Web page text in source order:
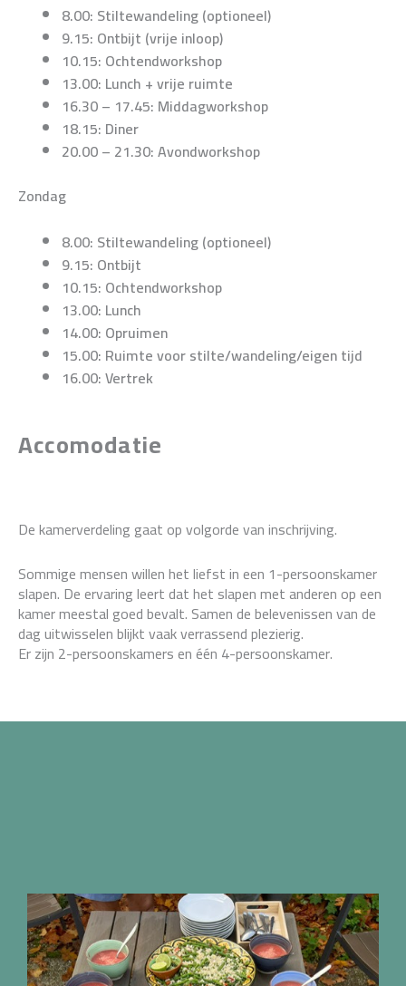
8.00: Stiltewandeling (optioneel)
9.15: Ontbijt (vrije inloop)
10.15: Ochtendworkshop
13.00: Lunch + vrije ruimte
16.30 – 17.45: Middagworkshop
18.15: Diner
20.00 – 21.30: Avondworkshop
Zondag
8.00: Stiltewandeling (optioneel)
9.15: Ontbijt
10.15: Ochtendworkshop
13.00: Lunch
14.00: Opruimen
15.00: Ruimte voor stilte/wandeling/eigen tijd
16.00: Vertrek
Accomodatie
De kamerverdeling gaat op volgorde van inschrijving.
Sommige mensen willen het liefst in een 1-persoonskamer
slapen. De ervaring leert dat het slapen met anderen op een
kamer meestal goed bevalt. Samen de belevenissen van de
dag uitwisselen blijkt vaak verrassend plezierig.
Er zijn 2-persoonskamers en één 4-persoonskamer.